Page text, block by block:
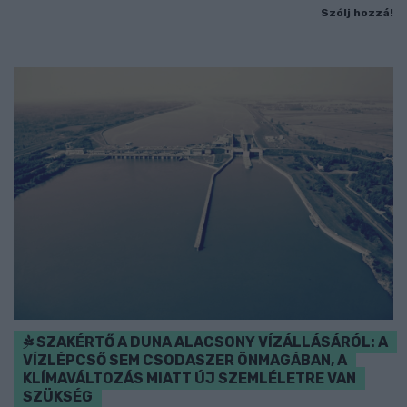
Szólj hozzá!
SZAKÉRTŐ A DUNA ALACSONY VÍZÁLLÁSÁRÓL: A
VÍZLÉPCSŐ SEM CSODASZER ÖNMAGÁBAN, A
KLÍMAVÁLTOZÁS MIATT ÚJ SZEMLÉLETRE VAN
SZÜKSÉG